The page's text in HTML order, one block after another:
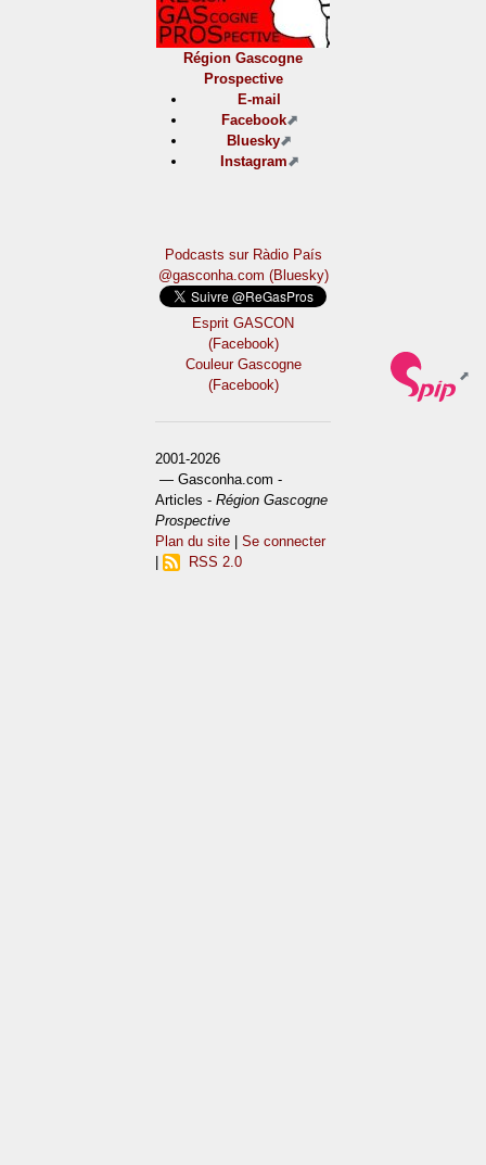
Région Gascogne
Prospective
E-mail
Facebook
Bluesky
Instagram
Podcasts sur Ràdio País
@gasconha.com (Bluesky)
Esprit GASCON
(Facebook)
Couleur Gascogne
(Facebook)
2001-2026
— Gasconha.com -
Articles -Région Gascogne
Prospective
Plan du site |Se connecter
RSS 2.0